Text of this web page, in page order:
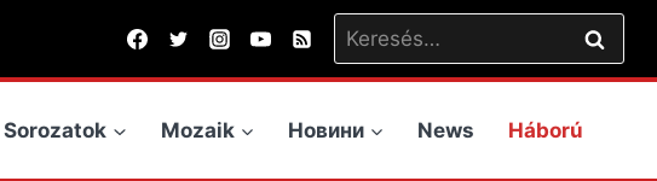
Keresés:
Sorozatok Mozaik Новини News Háború